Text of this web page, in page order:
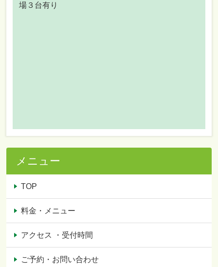
場３台有り
メニュー
TOP
料金・メニュー
アクセス ・受付時間
ご予約・お問い合わせ